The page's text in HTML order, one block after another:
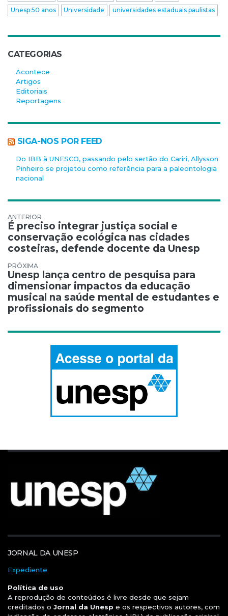
Unesp 50 anos
Universidade universidades estaduais paulistas
CATEGORIAS
Acontece
Artigos
Editoriais
Reportagens
SIGA-NOS POR FEED
Do IBB à UNESCO, passando pelo sertão do Cariri, Allysson
Pinheiro se projetou como referência para a paleontologia
nacional
Navegação de Post
É preciso integrar justiça social e
conservação ecológica nas cidades
costeiras, defende docente da Unesp
Unesp lança centro de pesquisa para
dimensionar impactos da educação
musical na saúde mental de estudantes e
profissionais do segmento
JORNAL DA UNESP
Expediente
Política de uso
A reprodução de conteúdos é livre desde que sejam
creditados o Jornal da Unesp e os respectivos autores, com